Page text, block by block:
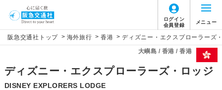
ログイン
会員登録
メニュー
阪急交通社トップ > 海外旅行 > 香港 > ディズニー・エクスプローラーズ
大嶼島 / 香港 / 香港
ディズニー・エクスプローラーズ・ロッジ
DISNEY EXPLORERS LODGE